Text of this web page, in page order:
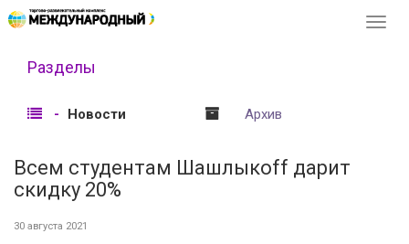
Разделы
Новости Архив
Всем студентам Шашлыкоff дарит
скидку 20%
30 августа 2021